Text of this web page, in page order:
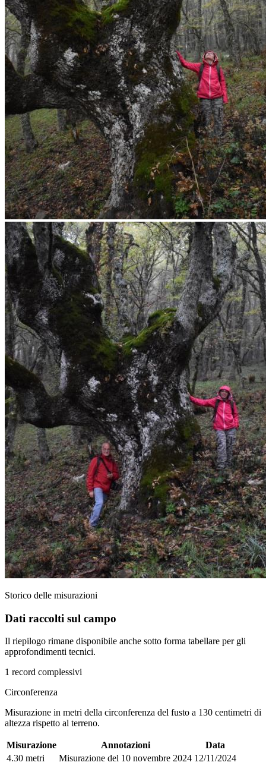
Storico delle misurazioni
Dati raccolti sul campo
Il riepilogo rimane disponibile anche sotto forma tabellare per gli
approfondimenti tecnici.
1 record complessivi
Circonferenza
Misurazione in metri della circonferenza del fusto a 130 centimetri di
altezza rispetto al terreno.
Misurazione Annotazioni
Data
4.30 metri
Misurazione del 10 novembre 2024 12/11/2024